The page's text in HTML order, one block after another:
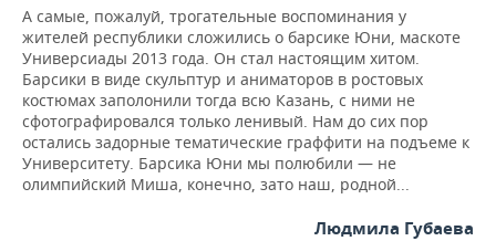
А самые, пожалуй, трогательные воспоминания у
жителей республики сложились о барсике Юни, маскоте
Универсиады 2013 года. Он стал настоящим хитом.
Барсики в виде скульптур и аниматоров в ростовых
костюмах заполонили тогда всю Казань, с ними не
сфотографировался только ленивый. Нам до сих пор
остались задорные тематические граффити на подъеме к
Университету. Барсика Юни мы полюбили — не
олимпийский Миша, конечно, зато наш, родной...
Людмила Губаева